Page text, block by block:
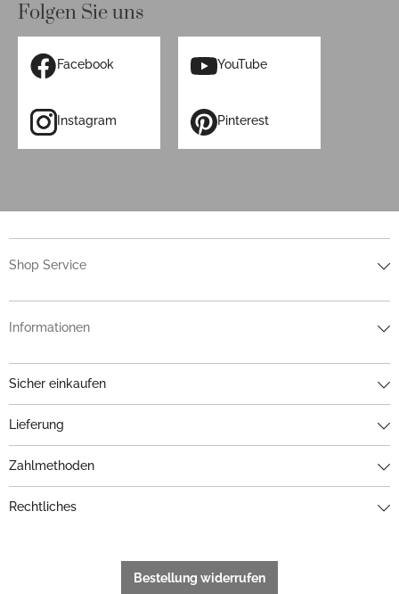
Folgen Sie uns
Facebook YouTube
Instagram Pinterest
Shop Service
Informationen
Sicher einkaufen
Lieferung
Zahlmethoden
Rechtliches
Bestellung widerrufen